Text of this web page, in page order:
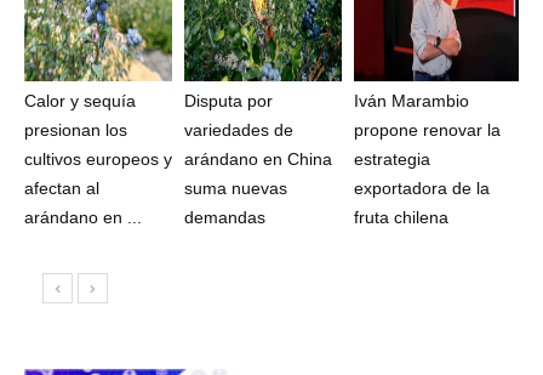
Calor y sequía
presionan los
cultivos europeos y
afectan al
arándano en ...
Disputa por
variedades de
arándano en China
suma nuevas
demandas
Iván Marambio
propone renovar la
estrategia
exportadora de la
fruta chilena